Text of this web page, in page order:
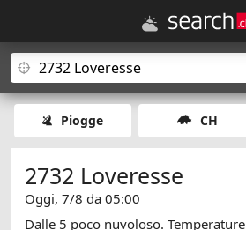
Piogge CH
2732 Loveresse
Oggi, 7/8 da 05:00
Dalle 5 poco nuvoloso.